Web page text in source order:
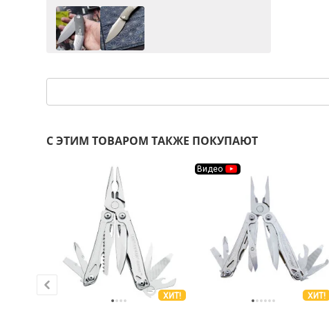
С ЭТИМ ТОВАРОМ ТАКЖЕ ПОКУПАЮТ
ХИТ!
Видео
ХИТ!